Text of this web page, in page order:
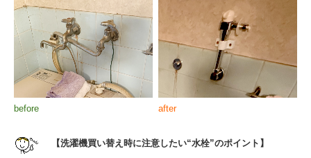
before after
【洗濯機買い替え時に注意したい“水栓”のポイント】